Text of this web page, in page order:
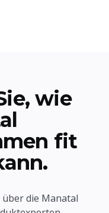
wie
fit
die Manatal